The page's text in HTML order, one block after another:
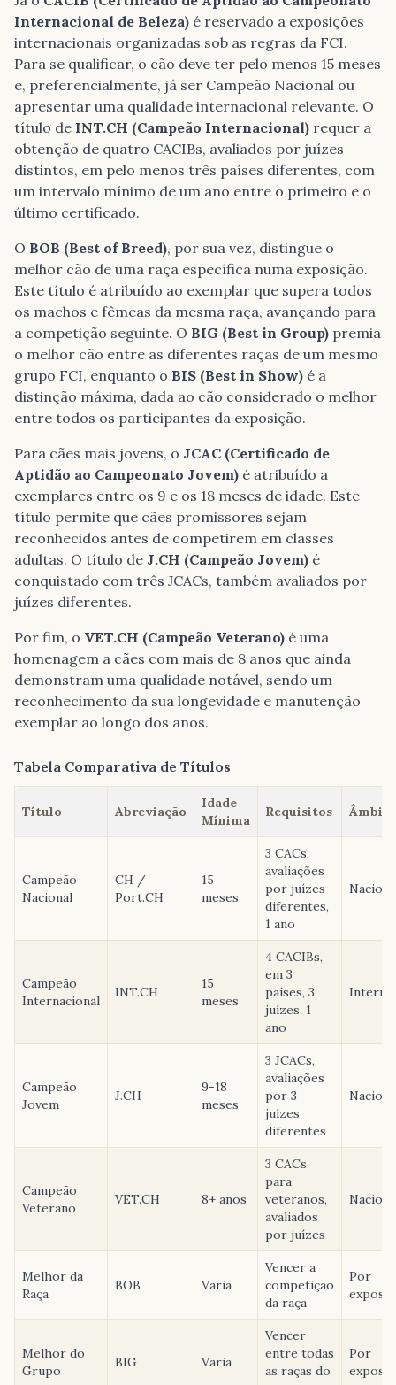
Internacional de Beleza) é reservado a exposições
internacionais organizadas sob as regras da FCI.
Para se qualificar, o cão deve ter pelo menos 15 meses
e, preferencialmente, já ser Campeão Nacional ou
apresentar uma qualidade internacional relevante. O
título de INT.CH (Campeão Internacional) requer a
obtenção de quatro CACIBs, avaliados por juízes
distintos, em pelo menos três países diferentes, com
um intervalo mínimo de um ano entre o primeiro e o
último certificado.
O BOB (Best of Breed), por sua vez, distingue o
melhor cão de uma raça específica numa exposição.
Este título é atribuído ao exemplar que supera todos
os machos e fêmeas da mesma raça, avançando para
a competição seguinte. O BIG (Best in Group) premia
o melhor cão entre as diferentes raças de um mesmo
grupo FCI, enquanto o BIS (Best in Show) é a
distinção máxima, dada ao cão considerado o melhor
entre todos os participantes da exposição.
Para cães mais jovens, o JCAC (Certificado de
Aptidão ao Campeonato Jovem) é atribuído a
exemplares entre os 9 e os 18 meses de idade. Este
título permite que cães promissores sejam
reconhecidos antes de competirem em classes
adultas. O título de J.CH (Campeão Jovem) é
conquistado com três JCACs, também avaliados por
juízes diferentes.
Por fim, o VET.CH (Campeão Veterano) é uma
homenagem a cães com mais de 8 anos que ainda
demonstram uma qualidade notável, sendo um
reconhecimento da sua longevidade e manutenção
exemplar ao longo dos anos.
Tabela Comparativa de Títulos
Título Abreviação
Idade
Mínima
Requisitos Âmbito
Campeão
Nacional
CH /
Port.CH
15
meses
3 CACs,
avaliações
por juízes
diferentes,
1 ano
Campeão
Internacional
INT.CH
15
meses
4 CACIBs,
em 3
países, 3
juízes, 1
ano
Campeão
Jovem
J.CH
9-18
meses
3 JCACs,
avaliações
por 3
juízes
diferentes
Campeão
Veterano
VET.CH 8+ anos
3 CACs
para
veteranos,
avaliados
por juízes
Melhor da
Raça
BOB Varia
Vencer a
competição
da raça
Por
Melhor do
Grupo
BIG Varia
Vencer
entre todas
as raças do
Por